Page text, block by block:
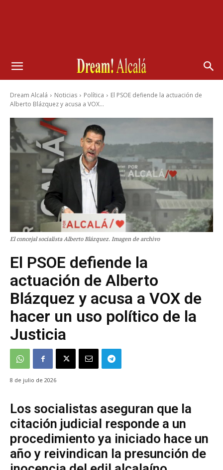
Dream Alcalá Noticias Política
El PSOE defiende la actuación de
Alberto Blázquez y acusa a VOX...
El concejal socialista Alberto Blázquez. Imagen de archivo
El PSOE defiende la
actuación de Alberto
Blázquez y acusa a VOX de
hacer un uso político de la
Justicia
8 de julio de 2026
Los socialistas aseguran que la
citación judicial responde a un
procedimiento ya iniciado hace un
año y reivindican la presunción de